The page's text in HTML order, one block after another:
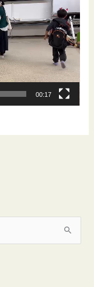
00:17